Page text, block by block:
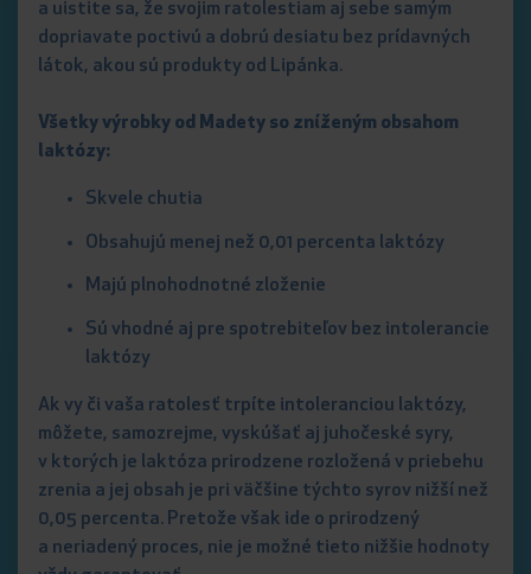
a uistite sa, že svojim ratolestiam aj sebe samým
dopriavate poctivú a dobrú desiatu bez prídavných
látok, akou sú produkty od Lipánka.
Všetky výrobky od Madety so zníženým obsahom
laktózy:
Skvele chutia
Obsahujú menej než 0,01 percenta laktózy
Majú plnohodnotné zloženie
Sú vhodné aj pre spotrebiteľov bez intolerancie
laktózy
Ak vy či vaša ratolesť trpíte intoleranciou laktózy,
môžete, samozrejme, vyskúšať aj juhočeské syry,
v ktorých je laktóza prirodzene rozložená v priebehu
zrenia a jej obsah je pri väčšine týchto syrov nižší než
0,05 percenta. Pretože však ide o prirodzený
a neriadený proces, nie je možné tieto nižšie hodnoty